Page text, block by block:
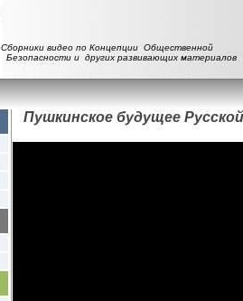
Сборники видео по Концепции Общественной
Безопасности и других развивающих материалов
Пушкинское будущее